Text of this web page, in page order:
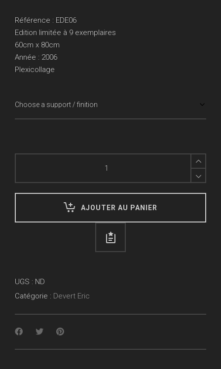
1080.00€
Référence : EDE06
Edition limitée à 9 exemplaires
60cm x 80cm
Année : 2006
Plexicollage
AJOUTER AU PANIER
UGS : ND
Catégorie : Devert Eric